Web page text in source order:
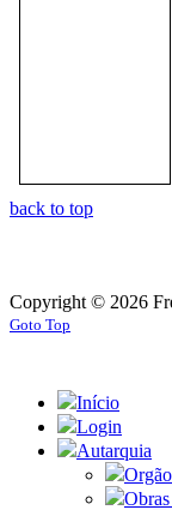
back to top
Copyright © 2026
Goto Top
Início
Login
Autarquia